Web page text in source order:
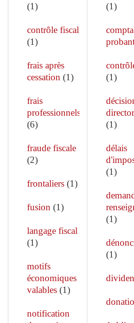
(1)
contrôle fiscal
(1)
frais après
cessation (1)
frais
professionnels
(6)
fraude fiscale
(2)
frontaliers(1)
fusion (1)
langage fiscal
(1)
motifs
économiques
valables(1)
notification
(1)
(1)
(1)
délais
(1)
(1)
(1)